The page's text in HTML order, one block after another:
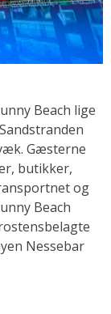
Beach lige
Gæsterne
butikker,
og
Beach
Nessebar